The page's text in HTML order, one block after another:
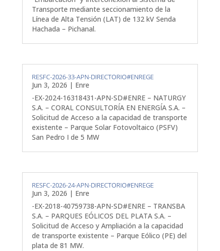
Transporte mediante seccionamiento de la
Línea de Alta Tensión (LAT) de 132 kV Senda
Hachada – Pichanal.
RESFC-2026-33-APN-DIRECTORIO#ENREGE
Jun 3, 2026 | Enre
-EX-2024-16318431-APN-SD#ENRE – NATURGY
S.A. – CORAL CONSULTORÍA EN ENERGÍA S.A. –
Solicitud de Acceso a la capacidad de transporte
existente – Parque Solar Fotovoltaico (PSFV)
San Pedro I de 5 MW
RESFC-2026-24-APN-DIRECTORIO#ENREGE
Jun 3, 2026 | Enre
-EX-2018-40759738-APN-SD#ENRE – TRANSBA
S.A. – PARQUES EÓLICOS DEL PLATA S.A. –
Solicitud de Acceso y Ampliación a la capacidad
de transporte existente – Parque Eólico (PE) del
plata de 81 MW.